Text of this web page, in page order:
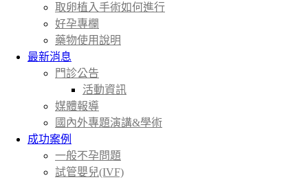
取卵植入手術如何進行
好孕專欄
藥物使用說明
最新消息
門診公告
活動資訊
媒體報導
國內外專題演講&學術
成功案例
一般不孕問題
試管嬰兒(IVF)